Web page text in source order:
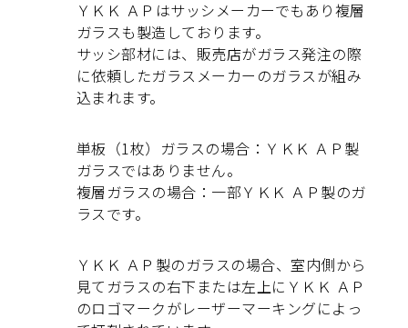
ＹＫＫ ＡＰはサッシメーカーでもあり複層
ガラスも製造しております。
サッシ部材には、販売店がガラス発注の際
に依頼したガラスメーカーのガラスが組み
込まれます。
単板（1枚）ガラスの場合：ＹＫＫ ＡＰ製
ガラスではありません。
複層ガラスの場合：一部ＹＫＫ ＡＰ製のガ
ラスです。
ＹＫＫ ＡＰ製のガラスの場合、室内側から
見てガラスの右下または左上にＹＫＫ ＡＰ
のロゴマークがレーザーマーキングによっ